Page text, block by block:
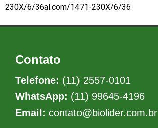
230X/6/36al.com/1471-230X/6/36
Contato
Telefone: (11) 2557-0101
WhatsApp: (11) 99645-4196
Email: contato@biolider.com.br